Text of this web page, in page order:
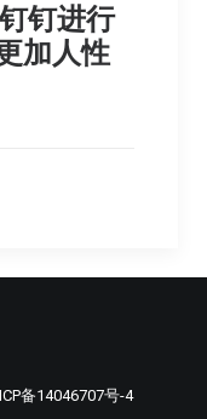
钉进行
加人性
备14046707号-4